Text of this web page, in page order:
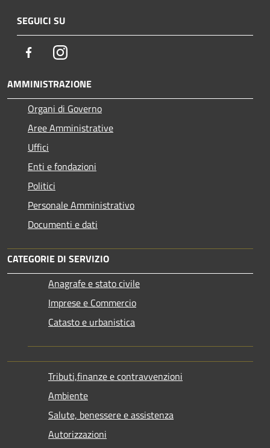
SEGUICI SU
FacebookInstagram
AMMINISTRAZIONE
Organi di Governo
Aree Amministrative
Uffici
Enti e fondazioni
Politici
Personale Amministrativo
Documenti e dati
CATEGORIE DI SERVIZIO
Anagrafe e stato civile
Imprese e Commercio
Catasto e urbanistica
Tributi,finanze e contravvenzioni
Ambiente
Salute, benessere e assistenza
Autorizzazioni